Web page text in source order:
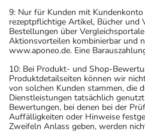
9: Nur für Kunden mit
rezeptpflichtige Artikel, Bücher und
Bestellungen über
Aktionsvorteilen kombinierbar und
www.aponeo.de. Eine
10: Bei Produkt- und Shop-
Produktdetailseiten können wir
von solchen Kunden stammen, die
Dienstleistungen tatsächlich
Bewertungen, bei denen bei der
Auffälligkeiten oder Hinweise
Zweifeln Anlass geben, werden